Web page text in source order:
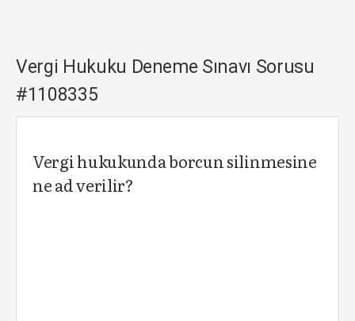
Vergi Hukuku Deneme Sınavı Sorusu
#1108335
Vergi hukukunda borcun silinmesine
ne ad verilir?